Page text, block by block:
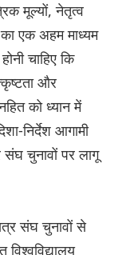
मूल्यों, नेतृत्व
का एक अहम माध्यम
चाहिए कि
और
को ध्यान में
निर्देश आगामी
संघ चुनावों पर लागू
संघ चुनावों से